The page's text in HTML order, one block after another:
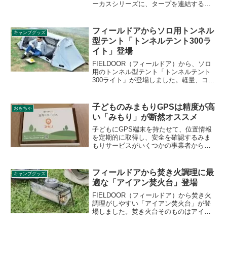
ーカスシリーズに、タープを連結するオ
リポットの頂点に取り付け、ガイロープ4
本で安定させるオプションアイテムで
す。詳細をレビューします。
キャンプグッズ
フィールドアからソロ用トンネル
型テント「トンネルテント300ラ
イト」登場
FIELDOOR（フィールドア）から、ソロ
用のトンネル型テント「トンネルテント
300ライト」が登場しました。軽量、コン
ったりなテントです。詳細をレビューし
ます。
おもちゃ
子どものみまもりGPSは精度が高
い「みもり」が断然オススメ
子どもにGPS端末を持たせて、位置情報
を定期的に取得し、安全を確認するみま
もりサービスがいくつかの事業者から提
します。
キャンプグッズ
フィールドアから焚き火調理に最
適な「アイアン焚火台」登場
FIELDOOR（フィールドア）から焚き火
調理がしやすい「アイアン焚火台」が登
場しました。焚き火台そのものはアイア